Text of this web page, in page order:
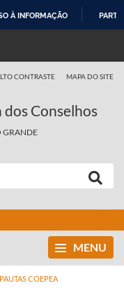
À INFORMAÇÃO
CONTRASTE MAPA DO SITE
Conselhos
GRANDE
MENU
PAUTAS COEPEA